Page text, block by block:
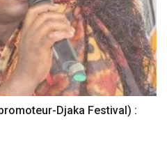
Djaka Festival) :